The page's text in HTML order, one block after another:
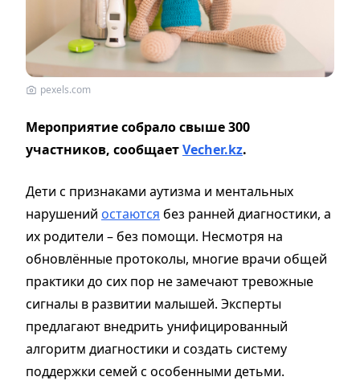
pexels.com
Мероприятие собрало свыше 300
участников, сообщаетVecher.kz.
Дети с признаками аутизма и ментальных
нарушений остаются без ранней диагностики, а
их родители – без помощи. Несмотря на
обновлённые протоколы, многие врачи общей
практики до сих пор не замечают тревожные
сигналы в развитии малышей. Эксперты
предлагают внедрить унифицированный
алгоритм диагностики и создать систему
поддержки семей с особенными детьми.